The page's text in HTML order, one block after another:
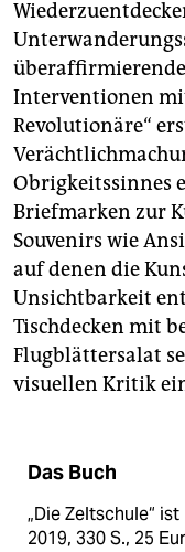
Interventionen
Revolutionäre“
Obrigkeitssinnes
Briefmarken zur
Souvenirs wie
auf denen die
Unsichtbarkeit
Tischdecken mit
Flugblättersalat
visuellen Kritik
Das Buch
„Die Zeltschule“
2019, 330 S., 25